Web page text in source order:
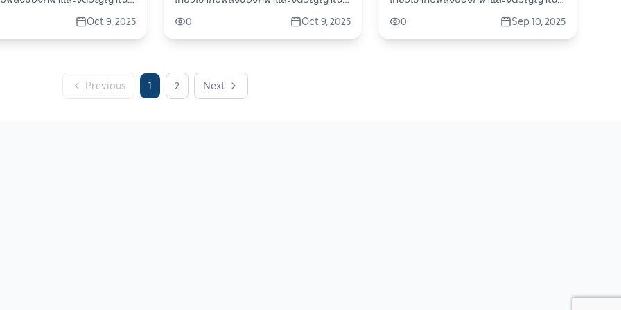
วย อาหารอร่อย หรือวัฒนธรรม
ยเท่านั้น แต่ยังเป็นจุดหมาย
กีฬากอล์ฟ • กีฬาทางน้ำ • กีฬาปั่น
Oct 9, 2025
ธรรมชาติสวย อาหารอร่อย หรือวัฒนธรรม
ที่หลากหลายเท่านั้น แต่ยังเป็นจุดหมาย
มวยไทย • กีฬากอล์ฟ • กีฬาทางน้ำ • กีฬาปั่น
จักรยาน • กีฬา Adventure นี่คือการเดิน
0 Oct 9, 2025
ธรรมชาติสวย อาหารอร่อย หรือวัฒนธรรม
ที่หลากหลายเท่านั้น แต่ยังเป็นจุดหมาย
0 Sep 10, 2025
Previous 1 2 Next